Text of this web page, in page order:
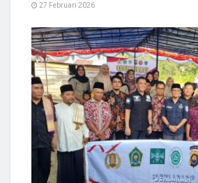
27 Februari 2026